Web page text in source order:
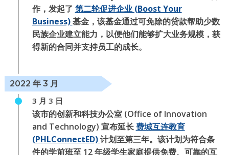
作，发起了 第二轮促进企业 (Boost Your
Business)基金，该基金通过可免除的贷款帮助少数
民族企业建立能力，以便他们能够扩大业务规模，获
得新的合同并支持员工的成长。
2022 年 3 月
3 月 3 日
该市的创新和科技办公室 (Office of Innovation
and Technology) 宣布延长费城互连教育
(PHLConnectED)计划至第三年。该计划为符合条
件的学前班至 12 年级学生家庭提供免费、可靠的互